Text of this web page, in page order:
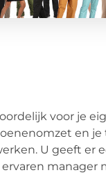
voor je
en je
U geeft er
manager